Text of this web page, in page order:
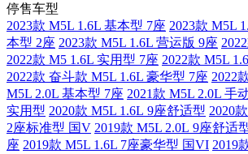
停售车型
2023款 M5L 1.6L 基本型 7座 2023款 M5L
本型 2座 2023款 M5L 1.6L 营运版 9座
2022款 M5 1.6L 实用型 7座 2022款 M5L
2022款 奋斗款 M5L 1.6L 豪华型 7座 2022
M5L 2.0L 基本型 7座 2021款 M5L 2.0L 手
实用型 2020款 M5L 1.6L 9座舒适型 2020
2座标准型 国V 2019款 M5L 2.0L 9座舒适
座 2019款 M5L 1.6L 7座豪华型 国VI 2019